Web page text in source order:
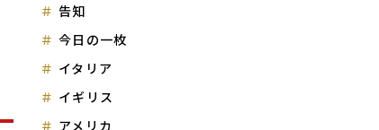
告知
今日の一枚
イタリア
イギリス
アメリカ